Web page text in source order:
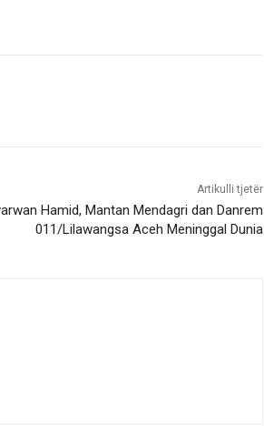
Artikulli tjetër
Hamid, Mantan Mendagri dan Danrem
011/Lilawangsa Aceh Meninggal Dunia